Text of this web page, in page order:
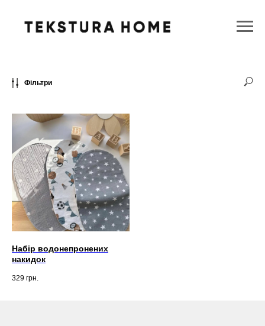
Головна → Текстильні вироби → Все для немовлят Накидки
Фільтри
Набір водонепронених
накидок
329 грн.